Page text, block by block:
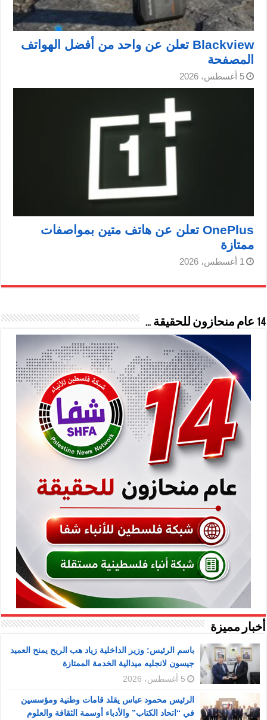
Blackview تعلن عن واحد من أفضل الهواتف
المصفحة
5 أغسطس، 2026
OnePlus تعلن عن هاتف متين بمواصفات
ممتازة
1 أغسطس، 2026
14 عام منحازون للحقيقة …
أخبار مميزة
باسم الرئيس: وزير الداخلية زياد هب الريح يمنح العميد
جيسون لانجليه ميدالية الخدمة الممتازة
5 أغسطس، 2026
الرئيس محمود عباس يقلد قامات وطنية ومؤسسين
في “اتحاد الكتاب” والأدباء أوسمة الثقافة والعلوم